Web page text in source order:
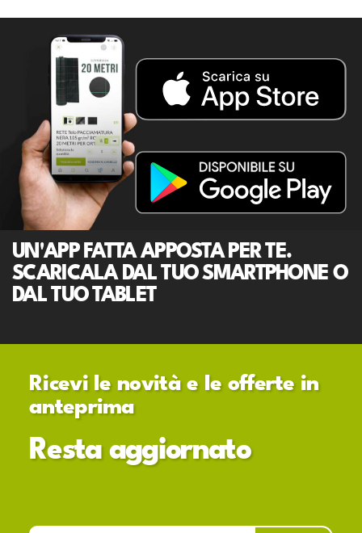
UN'APP FATTA APPOSTA PER TE.
SCARICALA DAL TUO SMARTPHONE O
DAL TUO TABLET
Ricevi le novità e le offerte in
anteprima
Resta aggiornato